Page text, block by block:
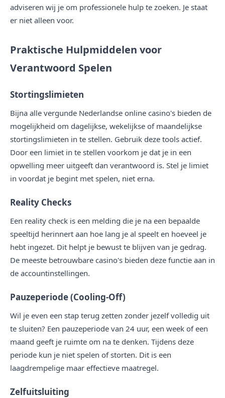
adviseren wij je om professionele hulp te zoeken. Je staat
er niet alleen voor.
Praktische Hulpmiddelen voor
Verantwoord Spelen
Stortingslimieten
Bijna alle vergunde Nederlandse online casino's bieden de
mogelijkheid om dagelijkse, wekelijkse of maandelijkse
stortingslimieten in te stellen. Gebruik deze tools actief.
Door een limiet in te stellen voorkom je dat je in een
opwelling meer uitgeeft dan verantwoord is. Stel je limiet
in voordat je begint met spelen, niet erna.
Reality Checks
Een reality check is een melding die je na een bepaalde
speeltijd herinnert aan hoe lang je al speelt en hoeveel je
hebt ingezet. Dit helpt je bewust te blijven van je gedrag.
De meeste betrouwbare casino's bieden deze functie aan in
de accountinstellingen.
Pauzeperiode (Cooling-Off)
Wil je even een stap terug zetten zonder jezelf volledig uit
te sluiten? Een pauzeperiode van 24 uur, een week of een
maand geeft je ruimte om na te denken. Tijdens deze
periode kun je niet spelen of storten. Dit is een
laagdrempelige maar effectieve maatregel.
Zelfuitsluiting